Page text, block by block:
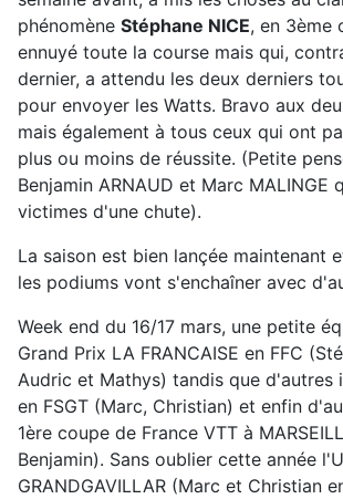
phénomène Stéphane NICE, en 3ème
ennuyé toute la course mais qui,
dernier, a attendu les deux derniers
pour envoyer les Watts. Bravo aux
mais également à tous ceux qui ont
plus ou moins de réussite. (Petite
Benjamin ARNAUD et Marc MALINGE
victimes d'une chute).
La saison est bien lançée maintenant
les podiums vont s'enchaîner avec
Week end du 16/17 mars, une petite
Grand Prix LA FRANCAISE en FFC
Audric et Mathys) tandis que d'autres
en FSGT (Marc, Christian) et enfin
1ère coupe de France VTT à
Benjamin). Sans oublier cette année
GRANDGAVILLAR (Marc et Christian